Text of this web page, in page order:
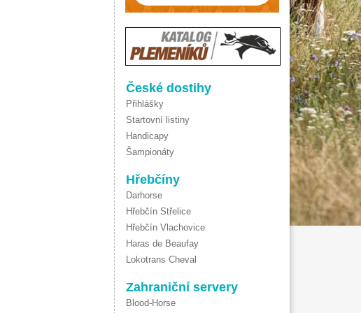
České dostihy
Přihlášky
Startovní listiny
Handicapy
Šampionáty
Hřebčíny
Darhorse
Hřebčín Střelice
Hřebčín Vlachovice
Haras de Beaufay
Lokotrans Cheval
Zahraniční servery
Blood-Horse